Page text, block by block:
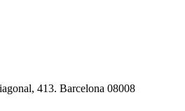
413. Barcelona 08008